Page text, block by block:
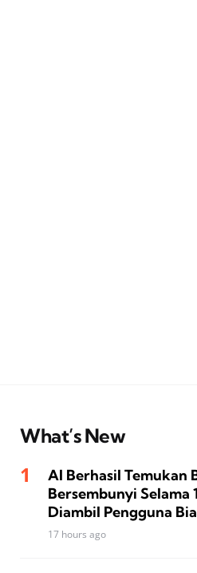
What’s New
AI Berhasil Temukan
Bersembunyi Selama
Diambil Pengguna
17 hours ago